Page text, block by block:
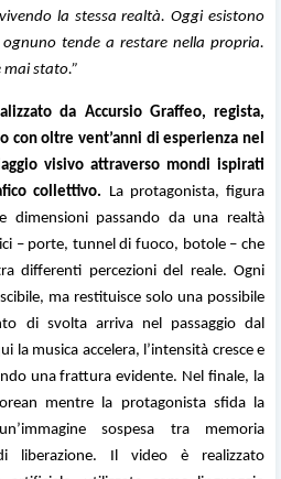
la stessa realtà. Oggi esistono
tende a restare nella propria.
mai stato.”
da Accursio Graffeo, regista,
con oltre vent’anni di esperienza nel
visivo attraverso mondi ispirati
collettivo. La protagonista, figura
dimensioni passando da una realtà
– porte, tunnel di fuoco, botole – che
differenti percezioni del reale. Ogni
ma restituisce solo una possibile
di svolta arriva nel passaggio dal
la musica accelera, l’intensità cresce e
una frattura evidente. Nel finale, la
mentre la protagonista sfida la
sospesa tra memoria
liberazione. Il video è realizzato